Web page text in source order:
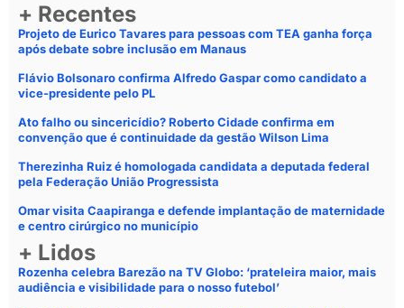
+ Recentes
Projeto de Eurico Tavares para pessoas com TEA ganha força
após debate sobre inclusão em Manaus
Flávio Bolsonaro confirma Alfredo Gaspar como candidato a
vice-presidente pelo PL
Ato falho ou sincericídio? Roberto Cidade confirma em
convenção que é continuidade da gestão Wilson Lima
Therezinha Ruiz é homologada candidata a deputada federal
pela Federação União Progressista
Omar visita Caapiranga e defende implantação de maternidade
e centro cirúrgico no município
+ Lidos
Rozenha celebra Barezão na TV Globo: ‘prateleira maior, mais
audiência e visibilidade para o nosso futebol’